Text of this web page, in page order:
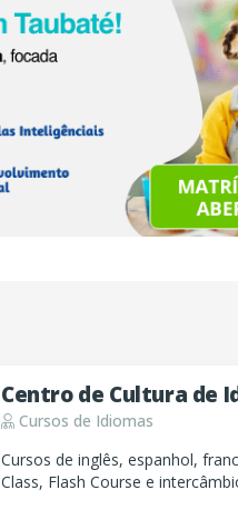
Centro de Cultura de
Cursos de Idiomas
Cursos de inglês, espanhol,
Class, Flash Course e